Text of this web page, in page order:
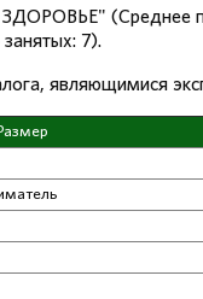
(Среднее
7).
являющимися
Размер